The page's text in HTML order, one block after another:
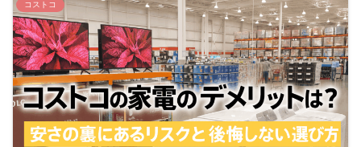
コストコ